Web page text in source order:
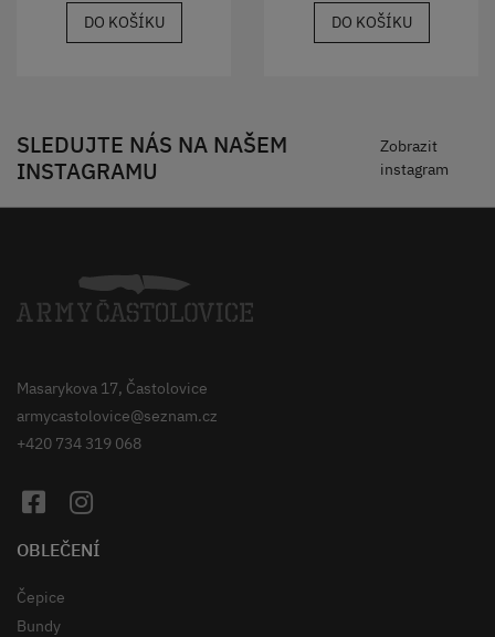
DO KOŠÍKU DO KOŠÍKU
SLEDUJTE NÁS NA NAŠEM
INSTAGRAMU
Zobrazit
instagram
Masarykova 17, Častolovice
armycastolovice@seznam.cz
+420 734 319 068
OBLEČENÍ
Čepice
Bundy